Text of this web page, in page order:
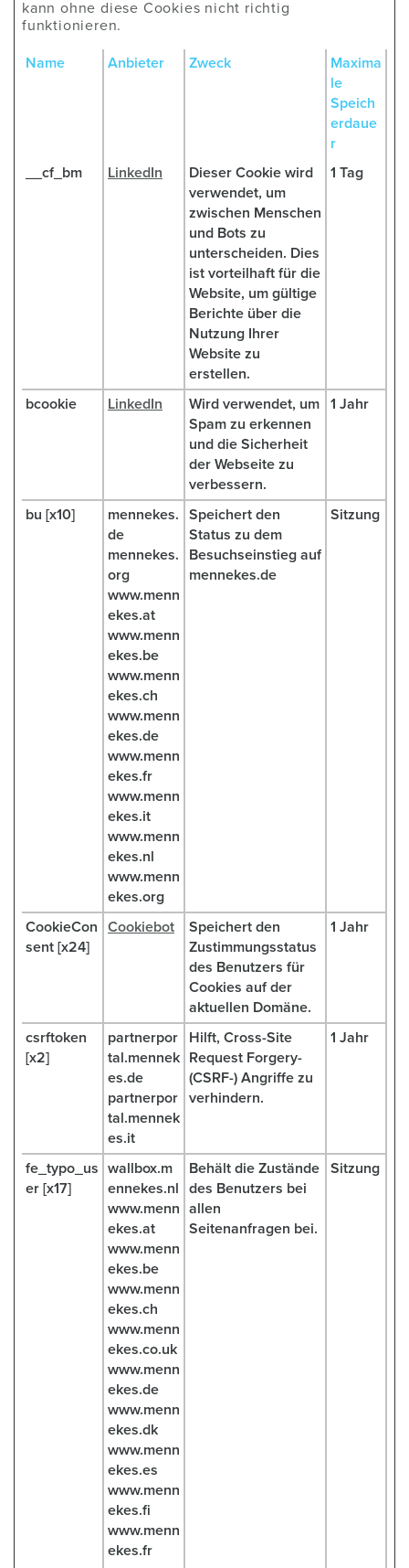
kann ohne diese Cookies nicht richtig
funktionieren.
Name Anbieter Zweck
Maxima
le
Speich
erdaue
r
__cf_bm
LinkedIn
Dieser Cookie wird
verwendet, um
zwischen Menschen
und Bots zu
unterscheiden. Dies
ist vorteilhaft für die
Website, um gültige
Berichte über die
Nutzung Ihrer
Website zu
erstellen.
1 Tag
bcookie LinkedIn
Wird verwendet, um
Spam zu erkennen
und die Sicherheit
der Webseite zu
verbessern.
1 Jahr
bu [x10]
mennekes.
de
mennekes.
org
www.menn
ekes.at
www.menn
ekes.be
www.menn
ekes.ch
www.menn
ekes.de
www.menn
ekes.fr
www.menn
ekes.it
www.menn
ekes.nl
www.menn
ekes.org
Speichert den
Status zu dem
Besuchseinstieg auf
mennekes.de
Sitzung
CookieCon
sent [x24]
Cookiebot
Speichert den
Zustimmungsstatus
des Benutzers für
Cookies auf der
aktuellen Domäne.
1 Jahr
csrftoken
[x2]
partnerpor
tal.mennek
es.de
partnerpor
tal.mennek
es.it
Hilft, Cross-Site
Request Forgery-
(CSRF-) Angriffe zu
verhindern.
1 Jahr
fe_typo_us
er [x17]
wallbox.m
ennekes.nl
www.menn
ekes.at
www.menn
ekes.be
www.menn
ekes.ch
www.menn
ekes.co.uk
www.menn
ekes.de
www.menn
ekes.dk
www.menn
ekes.es
www.menn
ekes.fi
www.menn
ekes.fr
Behält die Zustände
des Benutzers bei
allen
Seitenanfragen bei.
Sitzung